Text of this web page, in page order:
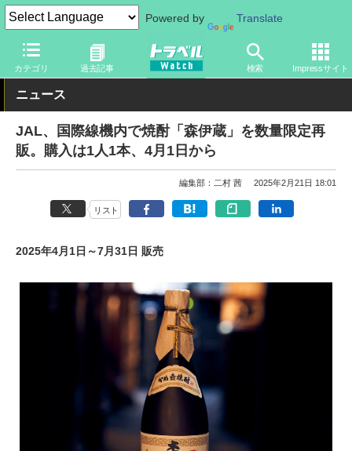
Powered by Translate
カテゴリ 過去記事 検索 Impressサイト
トラベル Watch 企業・政府・官庁 国内エアライン JAL
ニュース
JAL、国際線機内で焼酎「森伊蔵」を数量限定再
販。購入は1人1本、4月1日から
編集部：二村 茜 2025年2月21日 18:01
リスト
2025年4月1日～7月31日 販売